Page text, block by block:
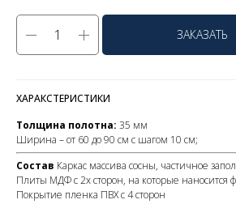
ЗАКАЗАТЬ
ХАРАКСТЕРИСТИКИ
Толщина полотна: 35 мм
Ширина – от 60 до 90 см с шагом 10 см;
Состав Каркас массива сосны, частичное
Плиты МДФ с 2х сторон, на которые наносится
Покрытие пленка ПВХ с 4 сторон